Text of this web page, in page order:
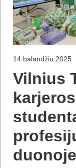
14 balandžio 2025
Vilnius